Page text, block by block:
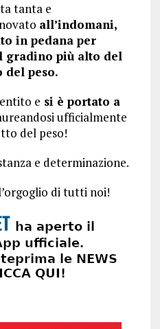
tanta e
all’indomani,
in pedana per
gradino più alto del
del peso.
e si è portato a
ufficialmente
del peso!
e determinazione.
di tutti noi!